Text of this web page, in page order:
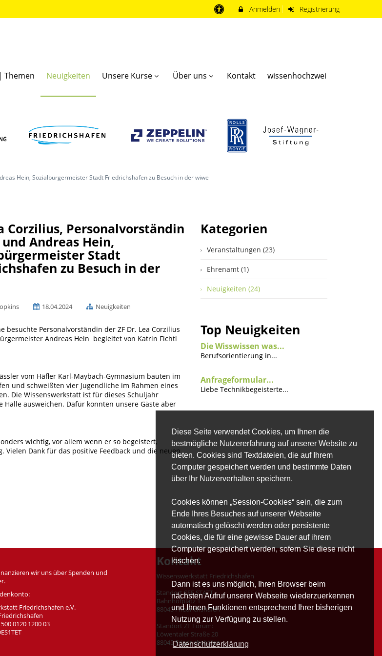
Diese Seite verwendet Cookies, um Ihnen die
bestmögliche Nutzererfahrung auf unserer Website zu
bieten. Cookies sind Textdateien, die auf Ihrem
Computer gespeichert werden und bestimmte Daten
über Ihr Nutzerverhalten speichern.
Cookies können „Session-Cookies“ sein, die zum
Ende Ihres Besuches auf unserer Webseite
automatisch gelöscht werden oder persistente
Cookies, die für eine gewisse Dauer auf ihrem
Computer gespeichert werden, sofern Sie diese nicht
löschen.
Dann ist es uns möglich, Ihren Browser beim
nächsten Aufruf unserer Webseite wiederzuerkennen
und Ihnen Funktionen entsprechend Ihrer bisherigen
Nutzung zur Verfügung zu stellen.
Datenschutzerklärung
Anmelden Registrierung
Themen Neuigkeiten Unsere Kurse Über uns Kontakt wissenhochzwei
Hein, Sozialbürgermeister Stadt Friedrichshafen zu Besuch in der wiwe
Corzilius, Personalvorständin
und Andreas Hein,
Stadt
zu Besuch in der
18.04.2024 Neuigkeiten
besuchte Personalvorständin der ZF Dr. Lea Corzilius
Andreas Hein begleitet von Katrin Fichtl
vom Häfler Karl-Maybach-Gymnasium bauten im
und schweißten vier Jugendliche im Rahmen eines
Die Wissenswerkstatt ist für dieses Schuljahr
ausweichen. Dafür konnten unsere Gäste aber
wichtig, vor allem wenn er so begeistert,
Dank für das positive Feedback und die neuen
Kategorien
Veranstaltungen (23)
Ehrenamt (1)
Neuigkeiten (24)
Top Neuigkeiten
Die Wisswissen was...
Berufsorientierung in...
Anfrageformular...
Liebe Technikbegeisterte...
wir uns über Spenden und
Friedrichshafen e.V.
0120 1200 03
Kontakt
Wissenswerkstatt Friedrichshafen
Standort SEE.STATT:
Bahnhofplatz 1
88045 Friedrichshafen
Standort ZF Forum:
Löwentaler Straße 20
88045 Friedrichshafen